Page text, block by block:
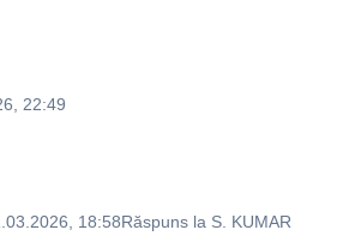
22:49
18:58Răspuns la S. KUMAR